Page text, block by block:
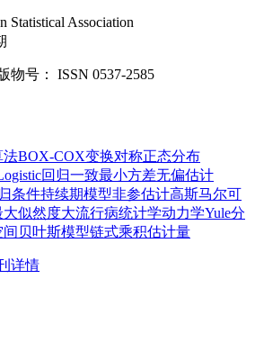
Statistical Association
物号 ： ISSN 0537-2585
法BOX-COX变换对称正态分布
回归一致最小方差无偏估计
条件持续期模型非参估计高斯马尔可
大似然度大流行病统计学动力学Yule分
间贝叶斯模型链式乘积估计量
详情